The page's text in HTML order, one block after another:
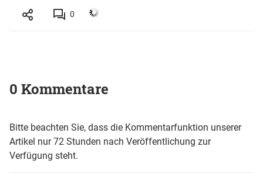
0
0 Kommentare
Bitte beachten Sie, dass die Kommentarfunktion unserer
Artikel nur 72 Stunden nach Veröffentlichung zur
Verfügung steht.